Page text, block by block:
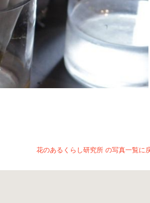
花のあるくらし研究所 の写真一覧に